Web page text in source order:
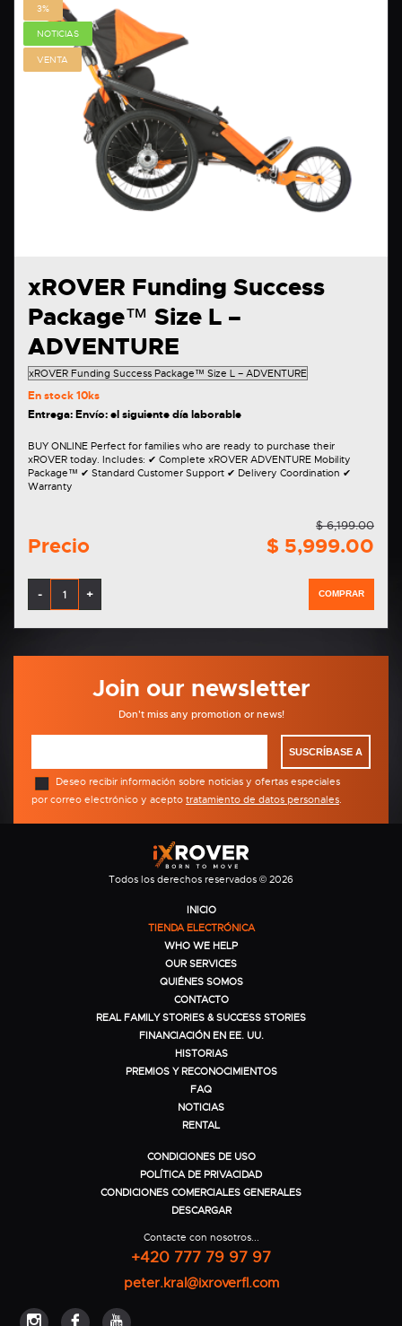
3%
NOTICIAS
VENTA
xROVER Funding Success
Package™ Size L –
ADVENTURE
En stock10ks
Entrega: Envío: el siguiente día laborable
BUY ONLINE Perfect for families who are ready to purchase their
xROVER today. Includes: ✔ Complete xROVER ADVENTURE Mobility
Package™ ✔ Standard Customer Support ✔ Delivery Coordination ✔
Warranty
Precio
$ 6,199.00
$ 5,999.00
- + COMPRAR
Join our newsletter
Don't miss any promotion or news!
SUSCRÍBASE A
Deseo recibir información sobre noticias y ofertas especiales
por correo electrónico y acepto tratamiento de datos personales.
Todos los derechos reservados © 2026
INICIO
TIENDA ELECTRÓNICA
WHO WE HELP
OUR SERVICES
QUIÉNES SOMOS
CONTACTO
REAL FAMILY STORIES & SUCCESS STORIES
FINANCIACIÓN EN EE. UU.
HISTORIAS
PREMIOS Y RECONOCIMIENTOS
FAQ
NOTICIAS
RENTAL
CONDICIONES DE USO
POLÍTICA DE PRIVACIDAD
CONDICIONES COMERCIALES GENERALES
DESCARGAR
Contacte con nosotros...
+420 777 79 97 97
peter.kral@ixroverfl.com